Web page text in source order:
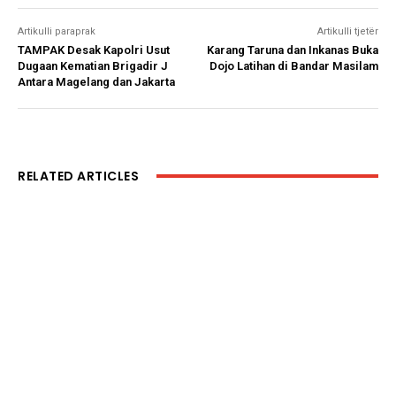
Artikulli paraprak
TAMPAK Desak Kapolri Usut
Dugaan Kematian Brigadir J
Antara Magelang dan Jakarta
Artikulli tjetër
Karang Taruna dan Inkanas Buka
Dojo Latihan di Bandar Masilam
RELATED ARTICLES